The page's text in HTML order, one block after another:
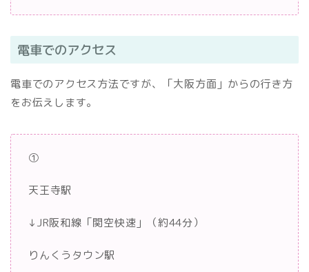
電車でのアクセス
電車でのアクセス方法ですが、「大阪方面」からの行き方
をお伝えします。
①
天王寺駅
↓JR阪和線「関空快速」（約44分）
りんくうタウン駅